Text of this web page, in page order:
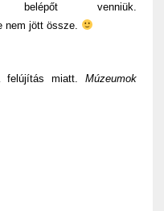
venniük.
nem jött össze.
felújítás miatt.Múzeumok